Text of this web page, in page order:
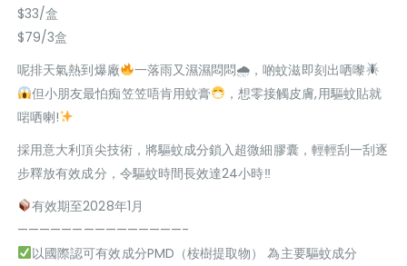
$33/盒
$79/3盒
呢排天氣熱到爆廠
一落雨又濕濕悶悶🌧，啲蚊滋即刻出哂嚟
但小朋友最怕痴笠笠唔肯用蚊膏
，想零接觸皮膚,用驅蚊貼就
啱哂喇!
採用意大利頂尖技術，將驅蚊成分鎖入超微細膠囊，輕輕刮一刮逐
步釋放有效成分，令驅蚊時間長效達24小時‼
有效期至2028年1月
———————————————-
以國際認可有效成分PMD（桉樹提取物） 為主要驅蚊成分